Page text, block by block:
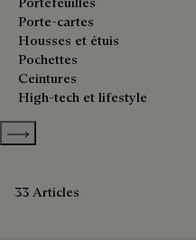
Porte-cartes
Housses et étuis
Pochettes
Ceintures
High-tech et lifestyle
Show more categories
33 Articles